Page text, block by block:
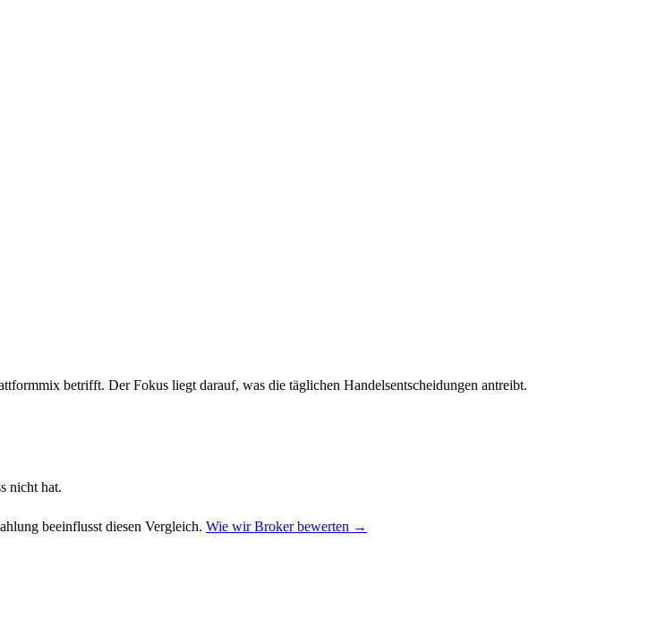
betrifft. Der Fokus liegt darauf, was die täglichen Handelsentscheidungen antreibt.
nicht hat.
beeinflusst diesen Vergleich. Wie wir Broker bewerten →